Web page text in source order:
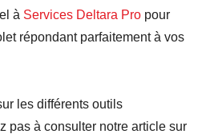
à Services Deltara Pro pour
répondant parfaitement à vos
les différents outils
pas à consulter notre article sur